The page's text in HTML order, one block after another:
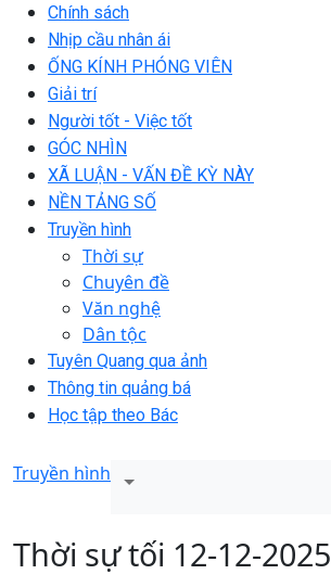
Chính sách
Nhịp cầu nhân ái
ỐNG KÍNH PHÓNG VIÊN
Giải trí
Người tốt - Việc tốt
GÓC NHÌN
XÃ LUẬN - VẤN ĐỀ KỲ NÀY
NỀN TẢNG SỐ
Truyền hình
Thời sự
Chuyên đề
Văn nghệ
Dân tộc
Tuyên Quang qua ảnh
Thông tin quảng bá
Học tập theo Bác
Truyền hình
Thời sự tối 12-12-2025